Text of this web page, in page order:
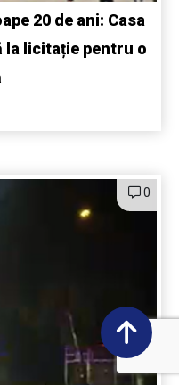
20 de ani: Casa
la licitație pentru o
0